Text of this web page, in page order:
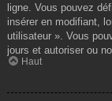
ligne. Vous pouvez
insérer en modifiant,
utilisateur ». Vous
jours et autoriser ou
Haut